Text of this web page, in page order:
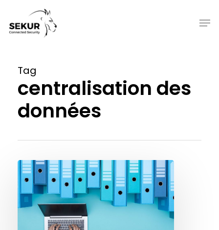
main
Tag
centralisation des
données
Agence
de
surveillance
pourquoi
centraliser